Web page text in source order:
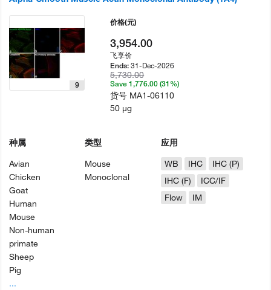
9
种属
Avian
Chicken
Goat
Human
Mouse
Non-human
primate
Sheep
Pig
...
类型
Mouse
Monoclonal
应用
WB
IHC
IHC (P)
IHC (F)
ICC/IF
Flow
IM
价格(元)
3,954.00
飞享价
Ends:31-Dec-2026
5,730.00
Save 1,776.00 (31%)
货号 MA1-06110
50 µg